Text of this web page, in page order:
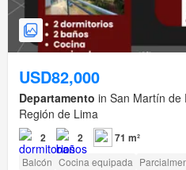
USD82,000
Departamento in San Martín de
Región de Lima
2 2 71 m²
Balcón Cocina equipada